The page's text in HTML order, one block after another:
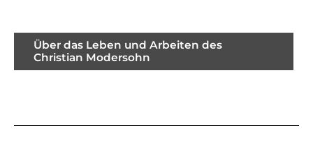
Über das Leben und Arbeiten des
Christian Modersohn